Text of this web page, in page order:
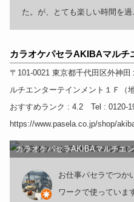
た。が、とても楽しい時間を過
カラオケパセラAKIBAマルチ
〒101-0021 東京都千代田区外神田
ルチエンターテインメント１Ｆ
（
おすすめランク : 4.2 Tel : 0120-
https://www.pasela.co.jp/shop/
カラオケパセラAKIBAマルチエ
お仕事パセラでつか
ワークで使っていま